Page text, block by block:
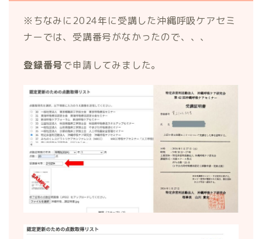
※ちなみに2024年に受講した沖縄呼吸ケアセミ
ナーでは、受講番号がなかったので、、、
登録番号で申請してみました。